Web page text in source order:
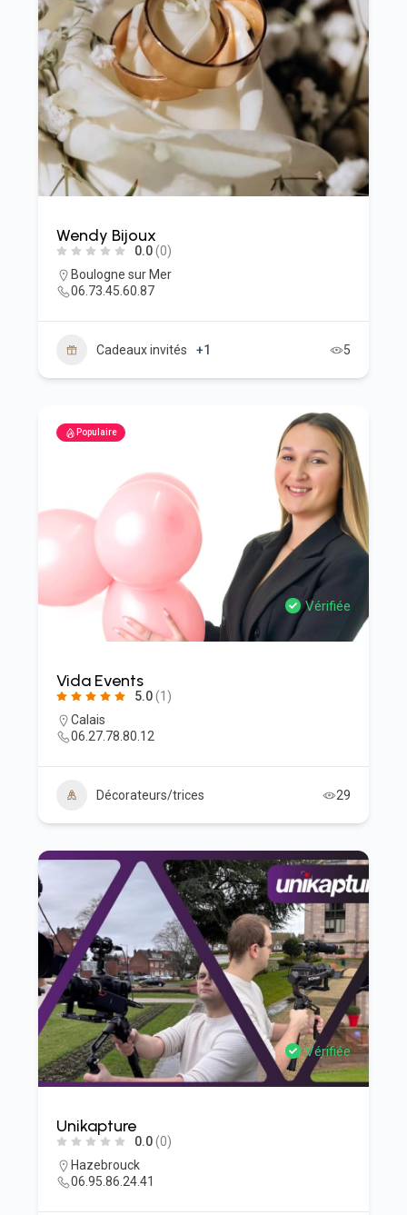
Wendy Bijoux
0.0(0)
Boulogne sur Mer
06.73.45.60.87
Cadeaux invités +1 5
Populaire
Vérifiée
Vida Events
5.0(1)
Calais
06.27.78.80.12
Décorateurs/trices 29
Vérifiée
Unikapture
0.0(0)
Hazebrouck
06.95.86.24.41